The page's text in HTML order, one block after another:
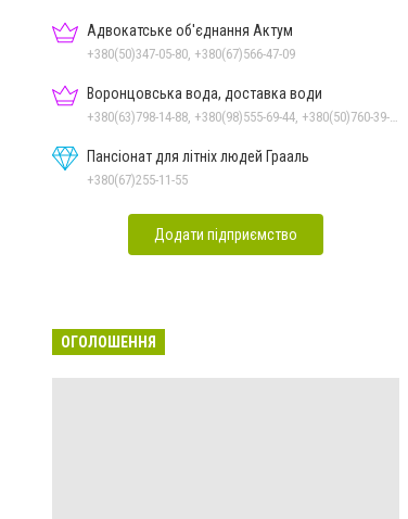
Адвокатське об'єднання Актум
+380(50)347-05-80, +380(67)566-47-09
Воронцовська вода, доставка води
Пансіонат для літніх людей Грааль
+380(67)255-11-55
Додати підприємство
ОГОЛОШЕННЯ